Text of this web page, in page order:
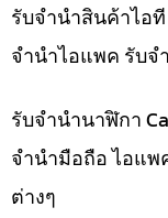
รับจำนำสินค้าไอ
จำนำไอแพค รับจ
รับจำนำนาฬิกา
จำนำมือถือ ไอแพ
ต่างๆ